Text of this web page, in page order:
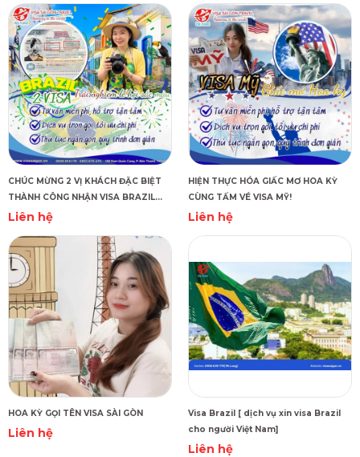
CHÚC MỪNG 2 VỊ KHÁCH ĐẶC BIỆT
THÀNH CÔNG NHẬN VISA BRAZIL
MULTI 1 NĂM!
Liên hệ
HIỆN THỰC HÓA GIẤC MƠ HOA KỲ
CÙNG TẤM VÉ VISA MỸ!
Liên hệ
HOA KỲ GỌI TÊN VISA SÀI GÒN
Liên hệ
Visa Brazil [ dịch vụ xin visa Brazil
cho người Việt Nam]
Liên hệ